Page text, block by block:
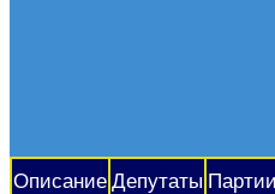
Описание Депутаты Партии